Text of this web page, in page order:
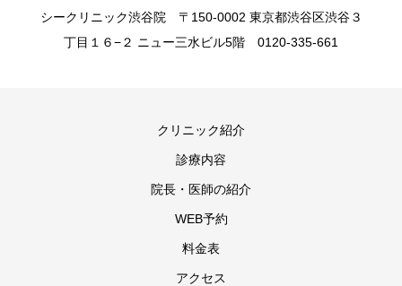
シークリニック渋谷院 〒150-0002 東京都渋谷区渋谷３
丁目１６−２ ニュー三水ビル5階 0120-335-661
クリニック紹介
診療内容
院長・医師の紹介
WEB予約
料金表
アクセス